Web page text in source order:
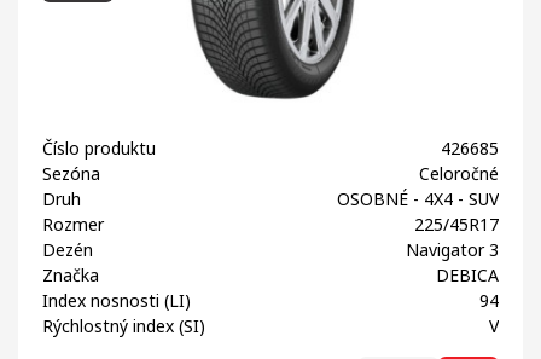
Číslo produktu
426685
Sezóna
Celoročné
Druh
OSOBNÉ - 4X4 - SUV
Rozmer
225/45R17
Dezén
Navigator 3
Značka
DEBICA
Index nosnosti (LI)
94
Rýchlostný index (SI)
V